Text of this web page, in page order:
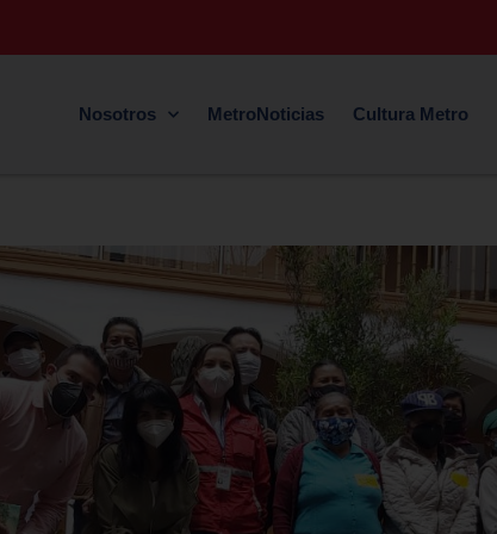
Nosotros MetroNoticias Cultura Metro